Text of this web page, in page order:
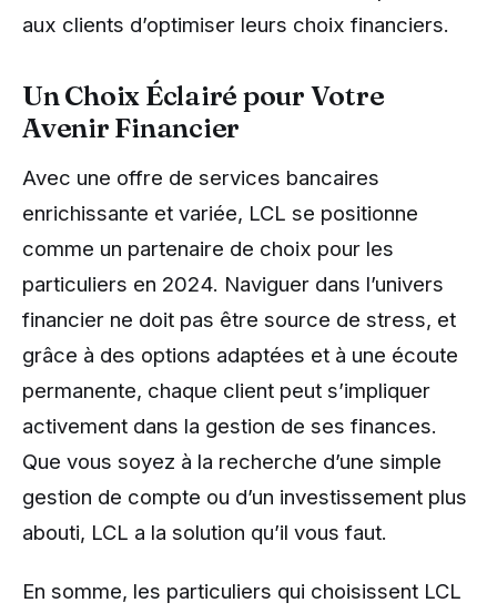
aux clients d’optimiser leurs choix financiers.
Un Choix Éclairé pour Votre
Avenir Financier
Avec une offre de services bancaires
enrichissante et variée, LCL se positionne
comme un partenaire de choix pour les
particuliers en 2024. Naviguer dans l’univers
financier ne doit pas être source de stress, et
grâce à des options adaptées et à une écoute
permanente, chaque client peut s’impliquer
activement dans la gestion de ses finances.
Que vous soyez à la recherche d’une simple
gestion de compte ou d’un investissement plus
abouti, LCL a la solution qu’il vous faut.
En somme, les particuliers qui choisissent LCL